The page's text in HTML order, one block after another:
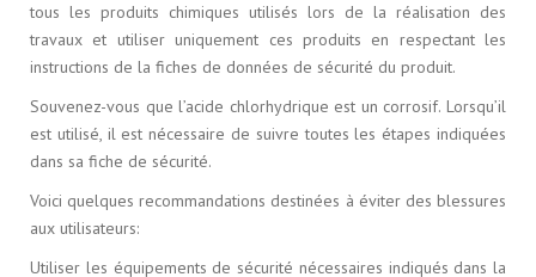
tous les produits chimiques utilisés lors de la réalisation des
travaux et utiliser uniquement ces produits en respectant les
instructions de la fiches de données de sécurité du produit.
Souvenez-vous que l’acide chlorhydrique est un corrosif. Lorsqu’il
est utilisé, il est nécessaire de suivre toutes les étapes indiquées
dans sa fiche de sécurité.
Voici quelques recommandations destinées à éviter des blessures
aux utilisateurs:
Utiliser les équipements de sécurité nécessaires indiqués dans la